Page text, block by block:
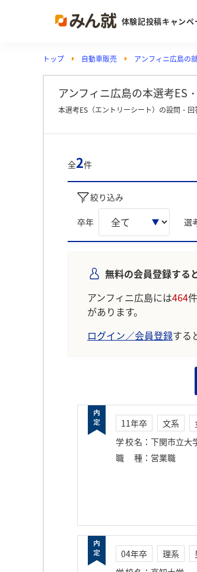
体験記投稿キャンペ
投稿
ラン
注目
トップ 自動車販売 アンフィニ広島の
アンフィニ広島の本選考ES
本選考ES（エントリーシート）の設問・回
全2件
絞り込み
卒年 選
無料の会員登録する
アンフィニ広島には464
があります。
ログイン／会員登録する
11年卒 文系
学校名 ： 下関市立大
職種 ： 営業職
04年卒 理系